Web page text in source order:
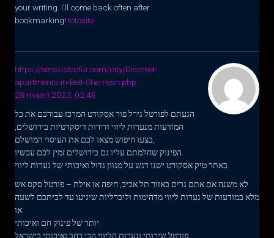
your writing. I’ll come back often after
bookmarking!totosite
https://sensualsofia.com/city/Discreet-
apartments-in-Beit-Shemesh.php
28 maart 2023, 02:48
הגעתם לפורטל גירל פור אסקורט המרכז עבורכם את כל
המודעות מנערות ליווי ודירות דיסקרטיות בירושלים,
לא משנה אם אתם גרים באזור תל אביב, חיפה או אילת – פורטל סקס אש
מלא במודעות של נערות ליווי מדהימות וליברליות שיגיעו עד לביתכם לשעה
או